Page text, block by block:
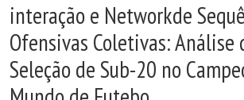
interação e Networkde
Ofensivas Coletivas: Análise
Seleção de Sub-20 no